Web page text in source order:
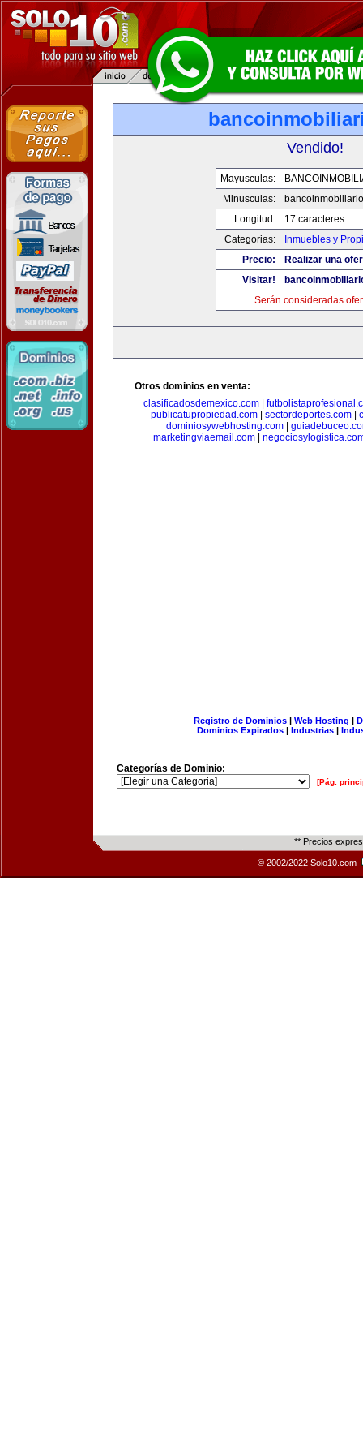
Vendido!
Mayusculas:
Minusculas:
Longitud:
17 caracteres
Categorias:
Inmuebles y
Precio:
Realizar una
Visitar!
Serán consideradas
Otros dominios en venta:
clasificadosdemexico.com|
publicatupropiedad.com
sectordeportes.com
dominiosywebhosting.com|
marketingviaemail.com|
Registro de Dominios| Web Hosting |
Dominios Expirados | Industrias |
Categorías de Dominio:
[Pág.
** Precios
© 2002/2022 Solo10.com